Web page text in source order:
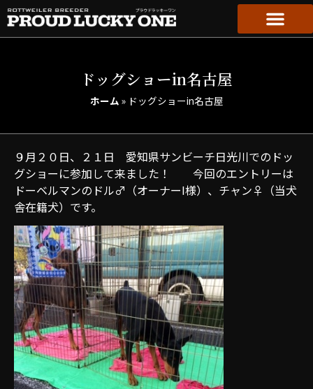
ドッグショーin名古屋
ホーム » ドッグショーin名古屋
９月２０日、２１日 愛知県サンビーチ日光川でのドッ
グショーに参加して来ました！ 今回のエントリーは
ドーベルマンのドル♂（オーナーI様）、チャン♀（当犬
舎在籍犬）です。